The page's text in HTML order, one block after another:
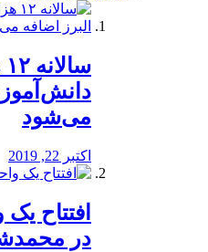
می‌شود
اکتبر 22, 2019
افتتاح
در